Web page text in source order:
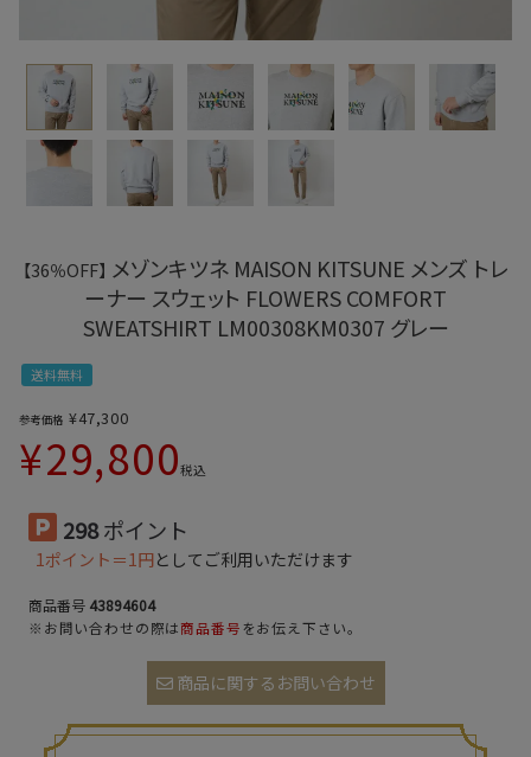
【36％OFF】 メゾンキツネ MAISON KITSUNE メンズ トレ
ーナー スウェット FLOWERS COMFORT
SWEATSHIRT LM00308KM0307 グレー
送料無料
参考価格 ¥47,300
¥29,800税込
298ポイント
1ポイント＝1円としてご利用いただけます
商品番号 43894604
※お問い合わせの際は商品番号をお伝え下さい。
商品に関するお問い合わせ